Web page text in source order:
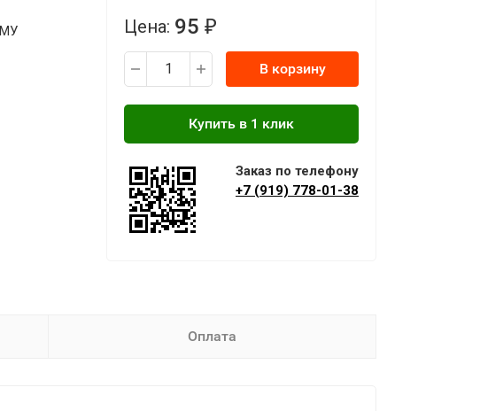
Цена: 95 ₽
В корзину
Заказ по телефону
+7 (919) 778-01-38
Оплата